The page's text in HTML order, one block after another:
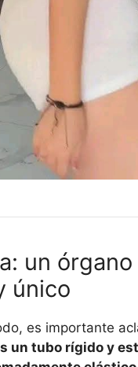
un órgano
único
es importante
un tubo rígido y